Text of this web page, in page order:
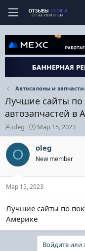
Автосалоны и запчасти.
Лучшие сайты по
автозапчастей в
А
в
т
о
р
е
м
oleg
Д
а
а
н
ч
а
а
Мар 15, 2023
O oleg
New member
Мар 15, 2023
Лучшие сайты по
Америке
Войдите или